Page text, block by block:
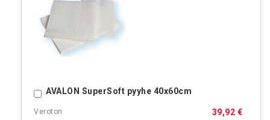
AVALON SuperSoft pyyhe 40x60cm
39,92 €
Ostoskoriin